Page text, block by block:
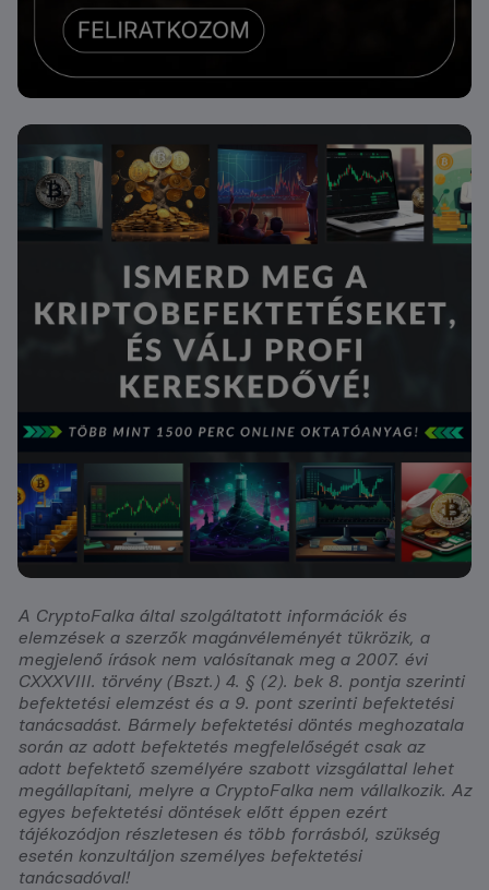
A CryptoFalka által szolgáltatott információk és
elemzések a szerzők magánvéleményét tükrözik, a
megjelenő írások nem valósítanak meg a 2007. évi
CXXXVIII. törvény (Bszt.) 4. § (2). bek 8. pontja szerinti
befektetési elemzést és a 9. pont szerinti befektetési
tanácsadást. Bármely befektetési döntés meghozatala
során az adott befektetés megfelelőségét csak az
adott befektető személyére szabott vizsgálattal lehet
megállapítani, melyre a CryptoFalka nem vállalkozik. Az
egyes befektetési döntések előtt éppen ezért
tájékozódjon részletesen és több forrásból, szükség
esetén konzultáljon személyes befektetési
tanácsadóval!